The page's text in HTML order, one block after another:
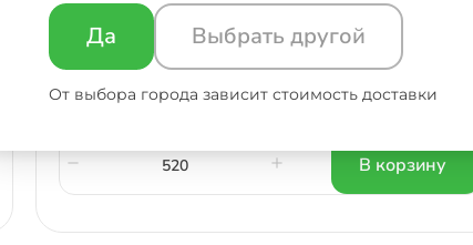
от 520 шт.
57 руб/шт.
от 2000 шт.
55 руб/шт.
В корзину
Да Выбрать другой
От выбора города зависит стоимость доставки